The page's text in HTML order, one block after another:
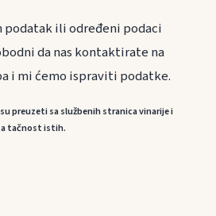
podatak ili određeni podaci
da nas kontaktirate na
i mi ćemo ispraviti podatke.
preuzeti sa službenih stranica vinarije i
tačnost istih.